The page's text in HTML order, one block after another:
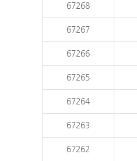
67268
67267
67266
67265
67264
67263
67262